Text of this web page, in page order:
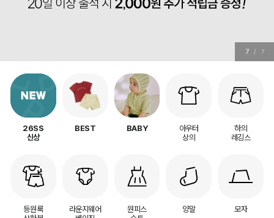
7 / 7
26SS
신상
BEST BABY
아우터
상의
하의
레깅스
등원룩
라운지웨어
원피스
양말 모자